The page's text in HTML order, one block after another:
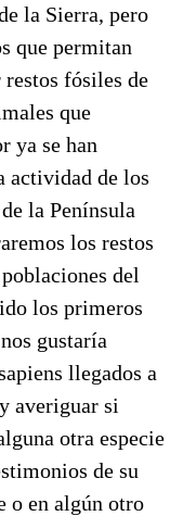
la Sierra, pero
que permitan
restos fósiles de
que
ya se han
actividad de los
la Península
los restos
del
los primeros
gustaría
llegados a
averiguar si
otra especie
de su
o en algún otro